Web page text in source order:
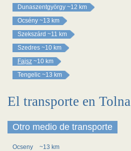
Dunaszentgyörgy ~12 km
Ocsény ~13 km
Szekszárd ~11 km
Szedres ~10 km
Fajsz ~10 km
Tengelic ~13 km
El transporte en Tolna
Otro medio de transporte
Ocseny ~13 km